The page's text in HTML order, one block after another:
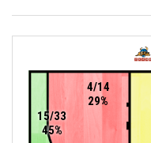
4/14
29%
15/33
45%